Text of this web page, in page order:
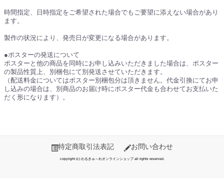
時間指定、日時指定をご希望された場合でもご要望に添えない場合があり
ます。
製作の状況により、発売日が変更になる場合があります。
●ポスターの発送について
ポスターと他の商品を同時にお申し込みいただきました場合は、ポスター
の製品性質上、別梱包にて別発送させていただきます。
（配送料金についてはポスター別梱包分は頂きません。代金引換にてお申
し込みの場合は、別商品のお届け時にポスター代金も合わせてお支払いた
だく形になります）。
特定商取引法表記 お問い合わせ
copyright (c) わるきゅ～れオンラインショップ all rights reserved.